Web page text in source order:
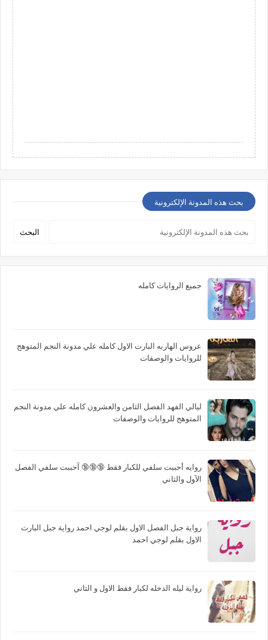
بحث هذه المدونة الإلكترونية
جميع الروايات كامله
عروس الهاربه البارت الاول كامله علي مدونة النجم المتوهج
للروايات والوصفات
ليالي الفهد الفصل الثامن والعشرون كامله علي مدونة النجم
المتوهج للروايات والوصفات
روايه أحببت سلفي للكبار فقط 🔞🔞🔞 آحببت سلفي الفصل
الآول والثاني
رواية جبل الفصل الاول بقلم لوجي احمد رواية جبل البارت
الاول بقلم لوجي احمد
رواية ليله الدخله لكبار فقط الاول و الثاني